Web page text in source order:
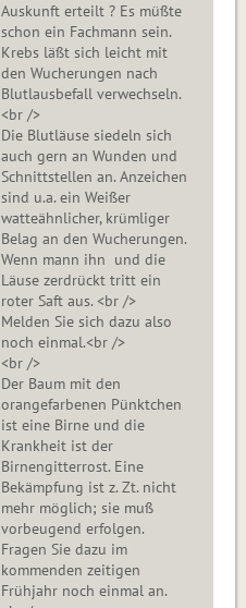
Auskunft erteilt ? Es müßte
schon ein Fachmann sein.
Krebs läßt sich leicht mit
den Wucherungen nach
Blutlausbefall verwechseln.
<br />
Die Blutläuse siedeln sich
auch gern an Wunden und
Schnittstellen an. Anzeichen
sind u.a. ein Weißer
watteähnlicher, krümliger
Belag an den Wucherungen.
Wenn mann ihn und die
Läuse zerdrückt tritt ein
roter Saft aus. <br />
Melden Sie sich dazu also
noch einmal.<br />
<br />
Der Baum mit den
orangefarbenen Pünktchen
ist eine Birne und die
Krankheit ist der
Birnengitterrost. Eine
Bekämpfung ist z. Zt. nicht
mehr möglich; sie muß
vorbeugend erfolgen.
Fragen Sie dazu im
kommenden zeitigen
Frühjahr noch einmal an.